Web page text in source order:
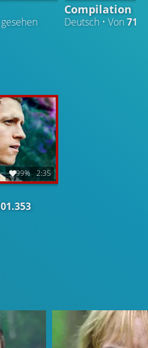
gesehen
Compilation
Deutsch • Von
99% 2:35